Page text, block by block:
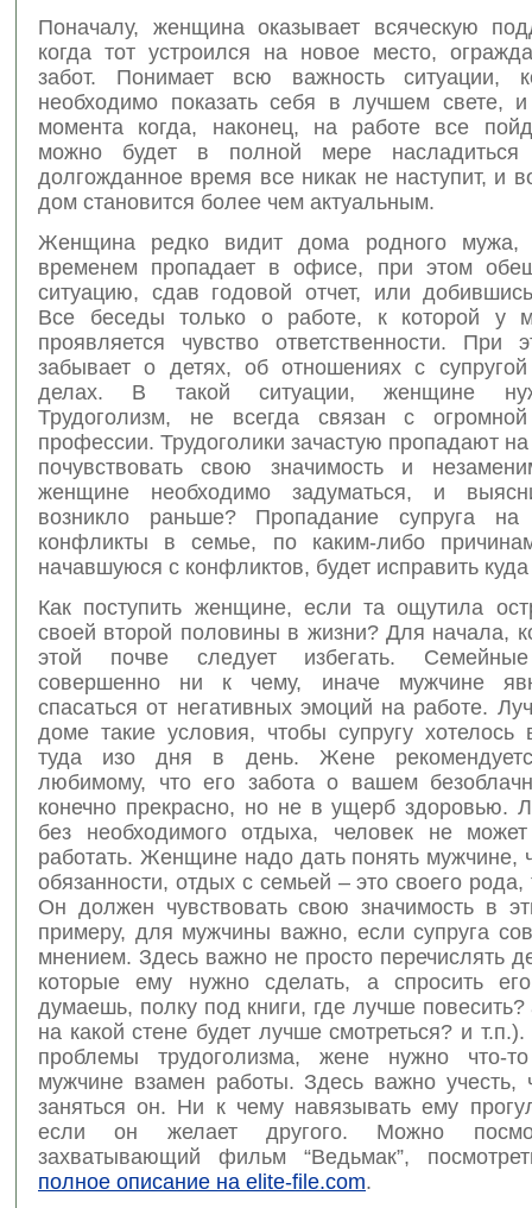
Поначалу, женщина оказывает всяческую
когда тот устроился на новое место,
забот. Понимает всю важность ситуации,
необходимо показать себя в лучшем свете,
момента когда, наконец, на работе все
можно будет в полной мере
долгожданное время все никак не наступит, и
дом становится более чем актуальным.
Женщина редко видит дома родного мужа,
временем пропадает в офисе, при этом
ситуацию, сдав годовой отчет, или
Все беседы только о работе, к которой у
проявляется чувство ответственности. При
забывает о детях, об отношениях с
делах. В такой ситуации, женщине
Трудоголизм, не всегда связан с
профессии. Трудоголики зачастую пропадают
почувствовать свою значимость и
женщине необходимо задуматься, и
возникло раньше? Пропадание супруга
конфликты в семье, по каким-либо
начавшуюся с конфликтов, будет исправить
Как поступить женщине, если та ощутила
своей второй половины в жизни? Для начала,
этой почве следует избегать.
совершенно ни к чему, иначе мужчине
спасаться от негативных эмоций на работе.
доме такие условия, чтобы супругу хотелось
туда изо дня в день. Жене
любимому, что его забота о вашем
конечно прекрасно, но не в ущерб здоровью.
без необходимого отдыха, человек не
работать. Женщине надо дать понять мужчине,
обязанности, отдых с семьей – это своего
Он должен чувствовать свою значимость в
примеру, для мужчины важно, если супруга
мнением. Здесь важно не просто перечислять
которые ему нужно сделать, а спросить
думаешь, полку под книги, где лучше повесить?
на какой стене будет лучше смотреться? и
проблемы трудоголизма, жене нужно что-
мужчине взамен работы. Здесь важно учесть,
заняться он. Ни к чему навязывать ему
если он желает другого. Можно
захватывающий фильм “Ведьмак”,
полное описание на elite-file.com.